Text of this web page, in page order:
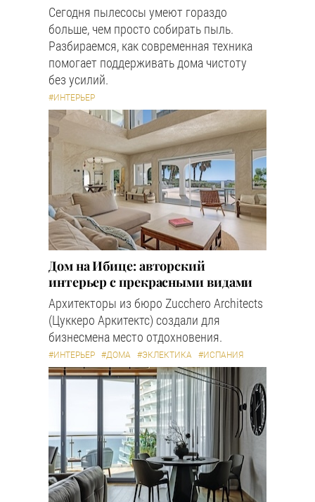
Сегодня пылесосы умеют гораздо
больше, чем просто собирать пыль.
Разбираемся, как современная техника
помогает поддерживать дома чистоту
без усилий.
#ИНТЕРЬЕР
Дом на Ибице: авторский
интерьер с прекрасными видами
Архитекторы из бюро Zucchero Architects
(Цуккеро Аркитектс) создали для
бизнесмена место отдохновения.
#ИНТЕРЬЕР #ДОМА #ЭКЛЕКТИКА #ИСПАНИЯ